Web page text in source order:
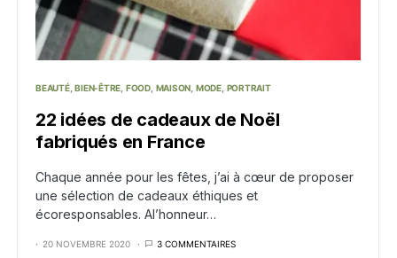
BEAUTÉ BIEN-ÊTRE FOOD MAISON MODE PORTRAIT
22 idées de cadeaux de Noël
fabriqués en France
Chaque année pour les fêtes, j’ai à cœur de proposer
une sélection de cadeaux éthiques et
écoresponsables. Al’honneur…
20 NOVEMBRE 2020 3 COMMENTAIRES